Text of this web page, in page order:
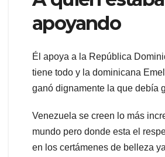
apoyando
Él apoya a la República
tiene todo y la dominicana
ganó dignamente la que debía
Venezuela se creen lo más
mundo pero donde esta el
en los certámenes de belleza